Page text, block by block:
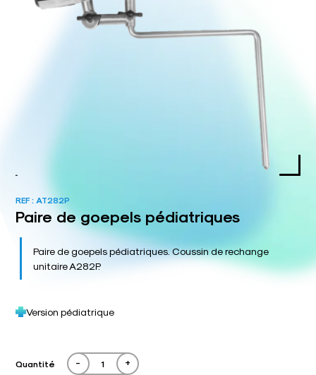
REF : AT282P
Paire de goepels pédiatriques
Paire de goepels pédiatriques. Coussin de rechange
unitaire A282P.
Version pédiatrique
Quantité - +